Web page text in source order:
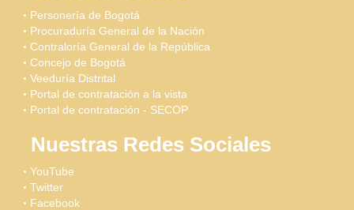
Personería de Bogotá
Procuraduría General de la Nación
Contraloría General de la República
Concejo de Bogotá
Veeduría Distrital
Portal de contratación a la vista
Portal de contratación - SECOP
Nuestras Redes Sociales
YouTube
Twitter
Facebook